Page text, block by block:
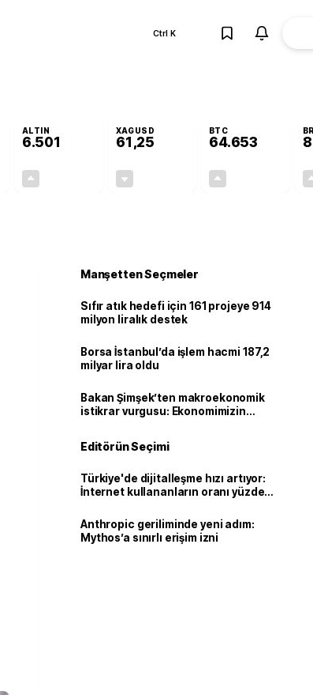
Ctrl K
ALTIN
6.501
XAGUSD
61,25
BTC
64.653
Manşetten Seçmeler
Sıfır atık hedefi için 161 projeye 914
milyon liralık destek
Borsa İstanbul’da işlem hacmi 187,2
milyar lira oldu
Bakan Şimşek’ten makroekonomik
istikrar vurgusu: Ekonomimizin
Editörün Seçimi
Türkiye'de dijitalleşme hızı artıyor:
İnternet kullananların oranı yüzde
Anthropic geriliminde yeni adım:
Mythos’a sınırlı erişim izni